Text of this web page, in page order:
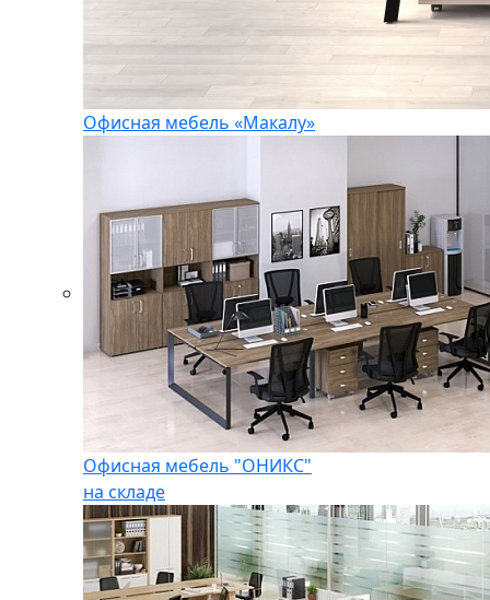
Офисная мебель «Макалу»
Офисная мебель "ОНИКС"
на складе